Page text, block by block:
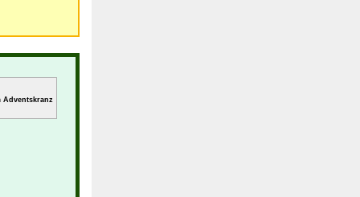
Adventskranz